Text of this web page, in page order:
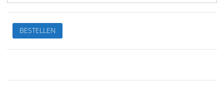
De
leukste
kinderverhalen
jongetje
BESTELLEN